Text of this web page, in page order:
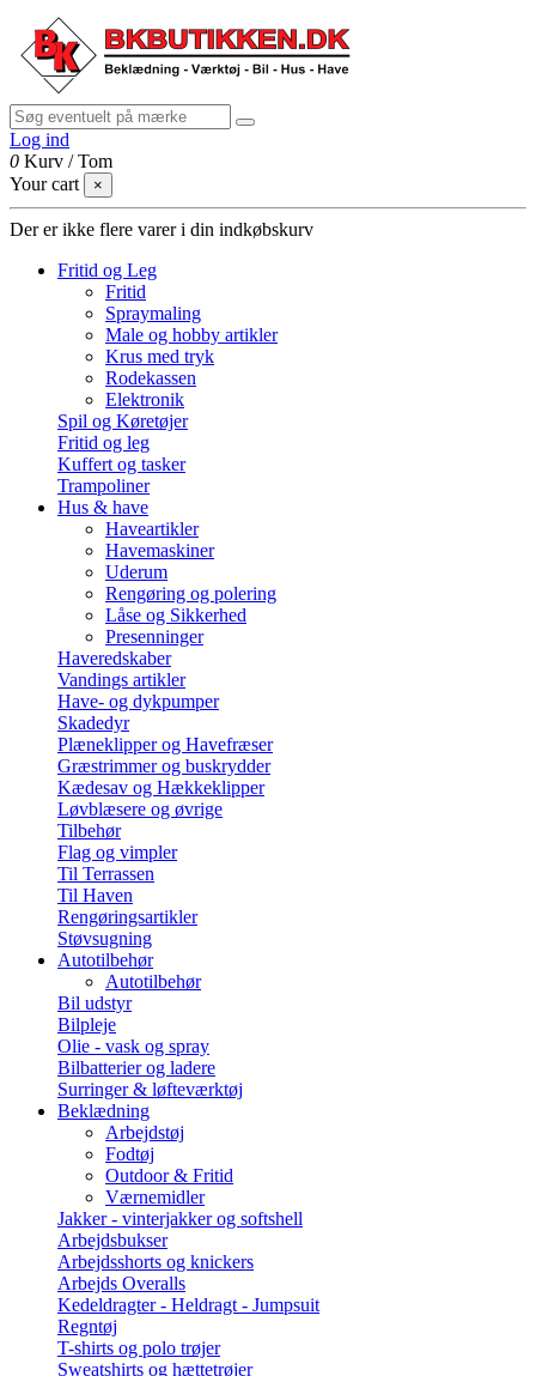
Log ind
0 Kurv /Tom
Your cart
×
Der er ikke flere varer i din indkøbskurv
Fritid og Leg
Fritid
Spraymaling
Male og hobby artikler
Krus med tryk
Rodekassen
Elektronik
Spil og Køretøjer
Fritid og leg
Kuffert og tasker
Trampoliner
Hus & have
Haveartikler
Havemaskiner
Uderum
Rengøring og polering
Låse og Sikkerhed
Presenninger
Haveredskaber
Vandings artikler
Have- og dykpumper
Skadedyr
Plæneklipper og Havefræser
Græstrimmer og buskrydder
Kædesav og Hækkeklipper
Løvblæsere og øvrige
Tilbehør
Flag og vimpler
Til Terrassen
Til Haven
Rengøringsartikler
Støvsugning
Autotilbehør
Autotilbehør
Bil udstyr
Bilpleje
Olie - vask og spray
Bilbatterier og ladere
Surringer & løfteværktøj
Beklædning
Arbejdstøj
Fodtøj
Outdoor & Fritid
Værnemidler
Jakker - vinterjakker og softshell
Arbejdsbukser
Arbejdsshorts og knickers
Arbejds Overalls
Kedeldragter - Heldragt - Jumpsuit
Regntøj
T-shirts og polo trøjer
Sweatshirts og hættetrøjer